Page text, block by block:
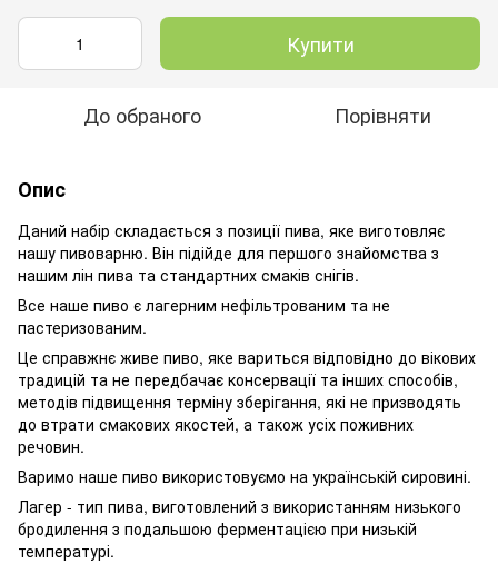
Купити
До обраного Порівняти
Опис
Даний набір складається з позиції пива, яке виготовляє
нашу пивоварню. Він підійде для першого знайомства з
нашим лін пива та стандартних смаків снігів.
Все наше пиво є лагерним нефільтрованим та не
пастеризованим.
Це справжнє живе пиво, яке вариться відповідно до вікових
традицій та не передбачає консервації та інших способів,
методів підвищення терміну зберігання, які не призводять
до втрати смакових якостей, а також усіх поживних
речовин.
Варимо наше пиво використовуємо на українській сировині.
Лагер - тип пива, виготовлений з використанням низького
бродилення з подальшою ферментацією при низькій
температурі.